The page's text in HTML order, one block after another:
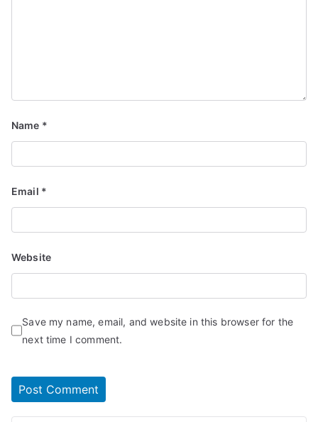
Name *
Email *
Website
Save my name, email, and website in this browser for the
next time I comment.